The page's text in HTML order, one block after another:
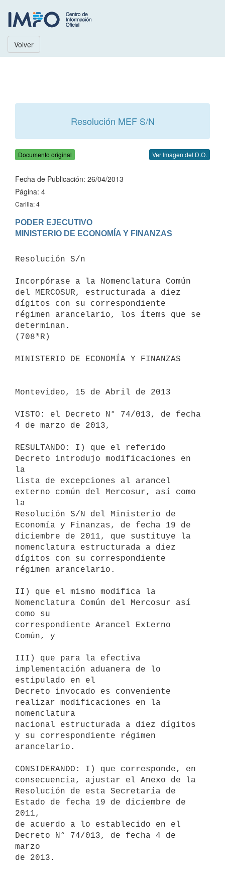
Volver
Resolución MEF S/N
Documento original Ver Imagen del D.O.
Fecha de Publicación: 26/04/2013
Página: 4
Carilla: 4
PODER EJECUTIVO
Resolución S/n
Incorpórase a la Nomenclatura Común
del MERCOSUR, estructurada a diez
dígitos con su correspondiente
régimen arancelario, los ítems que se
determinan.
(708*R)
MINISTERIO DE ECONOMÍA Y FINANZAS
Montevideo, 15 de Abril de 2013
VISTO: el Decreto N° 74/013, de fecha
4 de marzo de 2013,
RESULTANDO: I) que el referido
Decreto introdujo modificaciones en
la
lista de excepciones al arancel
externo común del Mercosur, así como
la
Resolución S/N del Ministerio de
Economía y Finanzas, de fecha 19 de
diciembre de 2011, que sustituye la
nomenclatura estructurada a diez
dígitos con su correspondiente
régimen arancelario.
II) que el mismo modifica la
Nomenclatura Común del Mercosur así
como su
correspondiente Arancel Externo
Común, y
III) que para la efectiva
implementación aduanera de lo
estipulado en el
Decreto invocado es conveniente
realizar modificaciones en la
nomenclatura
nacional estructurada a diez dígitos
y su correspondiente régimen
arancelario.
CONSIDERANDO: I) que corresponde, en
consecuencia, ajustar el Anexo de la
Resolución de esta Secretaría de
Estado de fecha 19 de diciembre de
2011,
de acuerdo a lo establecido en el
Decreto N° 74/013, de fecha 4 de
marzo
de 2013.